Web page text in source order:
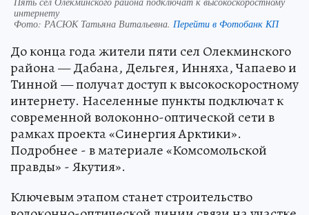
интернету
Фото: РАСЮК Татьяна Витальевна. Перейти в Фотобанк КП
До конца года жители пяти сел Олекминского
района — Дабана, Дельгея, Инняха, Чапаево и
Тинной — получат доступ к высокоскоростному
интернету. Населенные пункты подключат к
современной волоконно-оптической сети в
рамках проекта «Синергия Арктики».
Подробнее - в материале «Комсомольской
правды» - Якутия».
Ключевым этапом станет строительство